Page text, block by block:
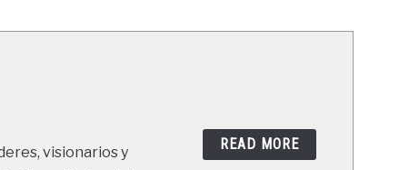
visionarios y
READ MORE